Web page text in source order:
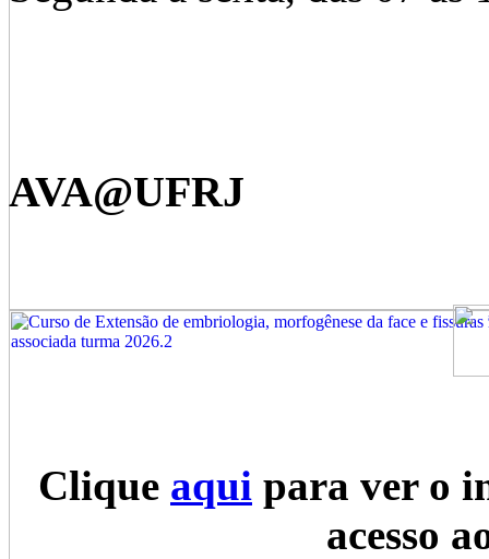
AVA@UFRJ
Clique aqui para ver o
acesso